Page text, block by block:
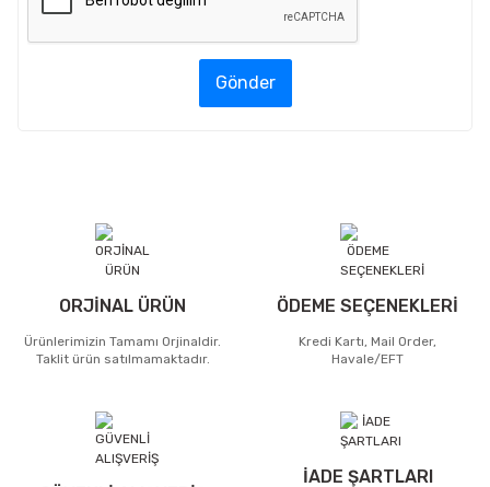
Gönder
ORJİNAL ÜRÜN
Ürünlerimizin Tamamı Orjinaldir.
Taklit ürün satılmamaktadır.
ÖDEME SEÇENEKLERİ
Kredi Kartı, Mail Order,
Havale/EFT
İADE ŞARTLARI